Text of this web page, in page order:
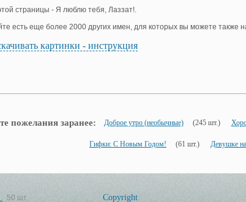
страницы - Я люблю тебя, Лаззат!.
есть еще более 2000 других имен, для которых вы можете также
картинки - инструкция
пожелания заранее: Доброе утро (необычные) (245 шт.)
Гифки: С Новым Годом! (61 шт.) Девушке
50 шт. Copyright